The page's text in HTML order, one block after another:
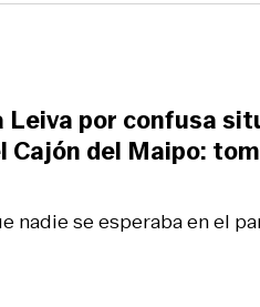
nadie se esperaba en el
Leiva por confusa
del Maipo: